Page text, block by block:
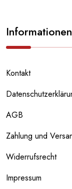
Informationen
Kontakt
AGB
Zahlung und
Widerrufsrecht
Impressum